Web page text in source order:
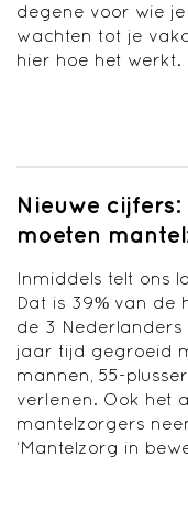
degene voor wie
wachten tot je
hier hoe het werkt.
Nieuwe
moeten
Inmiddels telt ons
Dat is 39% van de
de 3 Nederlanders
jaar tijd gegroeid
mannen, 55-
verlenen. Ook het
mantelzorgers
‘Mantelzorg in